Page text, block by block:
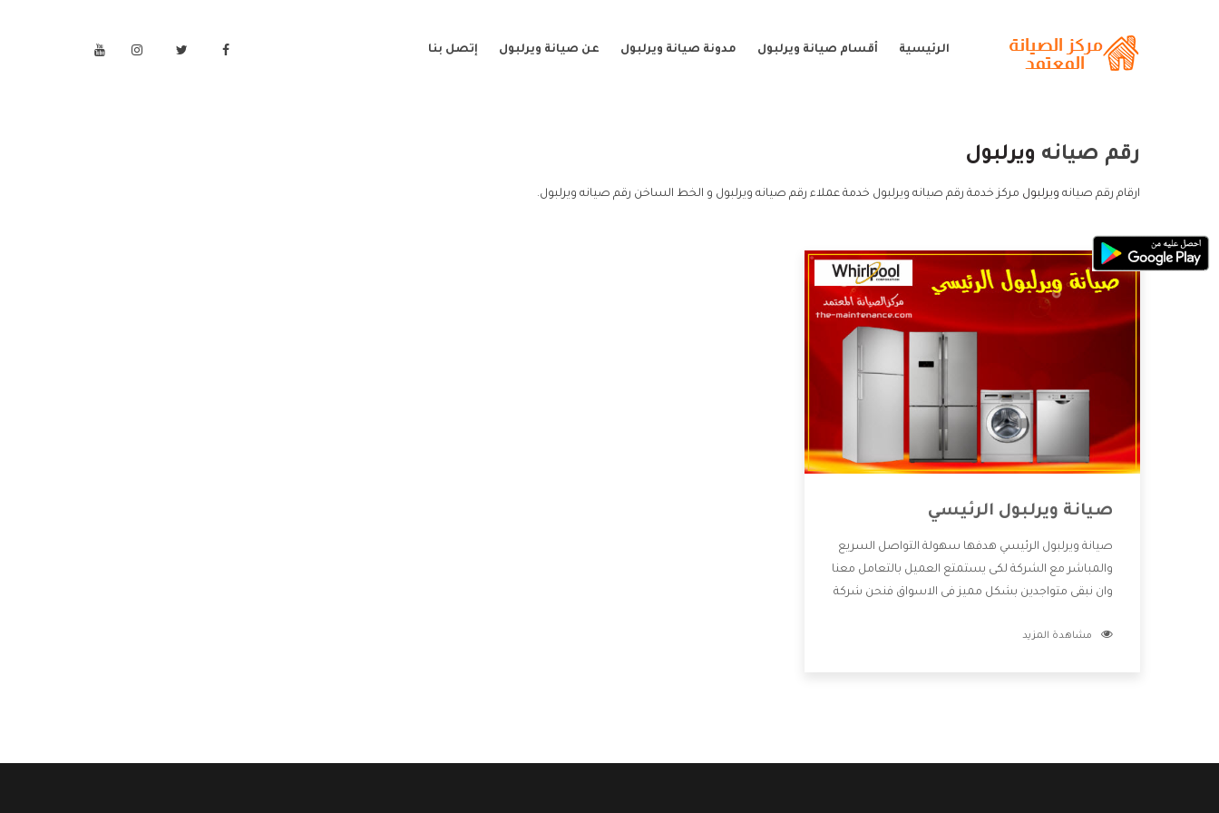
الرئيسية أقسام صيانة ويرلبول مدونة صيانة ويرلبول عن صيانة ويرلبول إتصل بنا
رقم صيانه ويرلبول
ارقام رقم صيانه ويرلبول مركز خدمة رقم صيانه ويرلبول خدمة عملاء رقم صيانه ويرلبول و الخط الساخن رقم صيانه ويرلبول.
صيانة ويرلبول الرئيسي
صيانة ويرلبول الرئيسي هدفها سهولة التواصل السريع
والمباشر مع الشركة لكى يستمتع العميل بالتعامل معنا
وان نبقى متواجدين بشكل مميز فى الاسواق فنحن شركة
بالخدمات التى تنفرد الشركة بها والتى تكون منها خدمة
مشاهدة المزيد